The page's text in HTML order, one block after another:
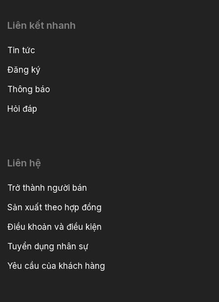
Liên kết nhanh
Tin tức
Đăng ký
Thông báo
Hỏi đáp
Liên hệ
Trở thành người bán
Sản xuất theo hợp đồng
Điều khoản và điều kiện
Tuyển dụng nhân sự
Yêu cầu của khách hàng